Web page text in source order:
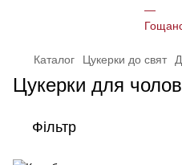
Каталог Цукерки до свят
Цукерки для
Фільтр